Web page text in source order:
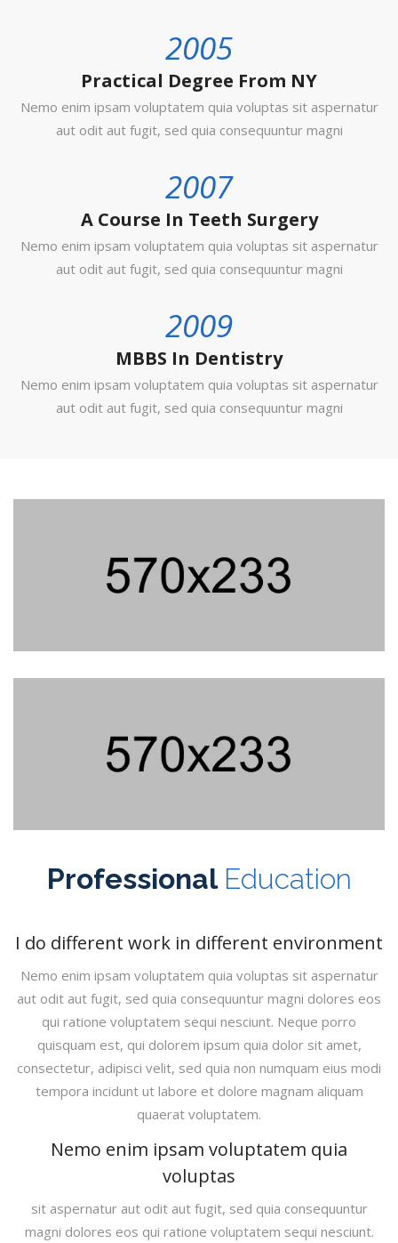
2005
Practical Degree From NY
Nemo enim ipsam voluptatem quia voluptas sit aspernatur
aut odit aut fugit, sed quia consequuntur magni
2007
A Course In Teeth Surgery
Nemo enim ipsam voluptatem quia voluptas sit aspernatur
aut odit aut fugit, sed quia consequuntur magni
2009
MBBS In Dentistry
Nemo enim ipsam voluptatem quia voluptas sit aspernatur
aut odit aut fugit, sed quia consequuntur magni
Professional Education
I do different work in different environment
Nemo enim ipsam voluptatem quia voluptas sit aspernatur
aut odit aut fugit, sed quia consequuntur magni dolores eos
qui ratione voluptatem sequi nesciunt. Neque porro
quisquam est, qui dolorem ipsum quia dolor sit amet,
consectetur, adipisci velit, sed quia non numquam eius modi
tempora incidunt ut labore et dolore magnam aliquam
quaerat voluptatem.
Nemo enim ipsam voluptatem quia
voluptas
sit aspernatur aut odit aut fugit, sed quia consequuntur
magni dolores eos qui ratione voluptatem sequi nesciunt.